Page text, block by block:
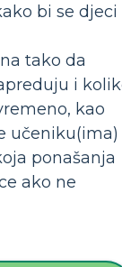
bi se djeci
tako da
i
kao
učeniku(ima)
ponašanja
ako ne